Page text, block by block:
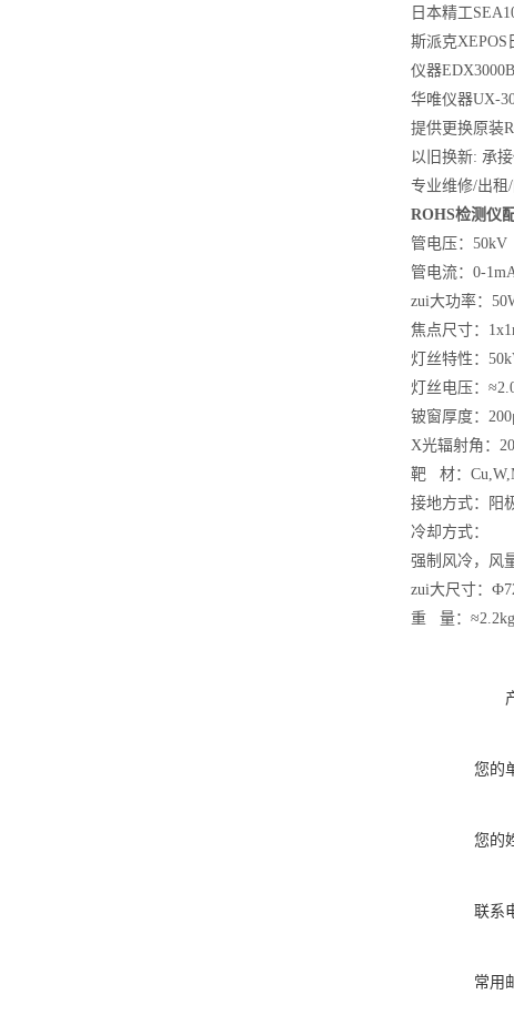
日本精工
斯派克XEPOS
仪器
华唯仪器UX-
提供更换原装
以旧换新: 承
专业维修/出租
ROHS检测仪
管电压：50kV
管电流：0-
zui大功率：
焦点尺寸：
灯丝特性：
灯丝电压：
铍窗厚度：
X光辐射角：
靶 材：
接地方式：阳
冷却方式：
强制风冷，风
zui大尺寸：
重 量：≈2.2kg
您的
您的
联系
常用